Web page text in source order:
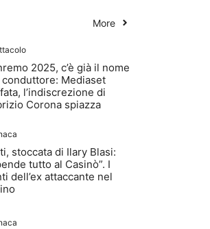
More
2025, c’è già il nome
Mediaset
l’indiscrezione di
Corona spiazza
stoccata di Ilary Blasi:
tutto al Casinò”. I
dell’ex attaccante nel